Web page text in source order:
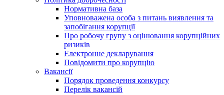
Нормативна база
Уповноважена особа з питань виявлення та
запобігання корупції
Про робочу групу з оцінювання корупційних
ризиків
Електронне декларування
Повідомити про корупцію
Вакансії
Порядок проведення конкурсу
Перелік вакансій